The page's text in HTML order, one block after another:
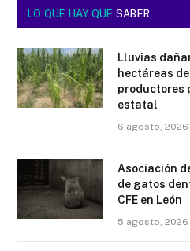
LO QUE HAY QUE SABER
Lluvias
hectáreas
productores
estatal
6 agosto, 2026
Asociación
de gatos
CFE en León
5 agosto, 2026